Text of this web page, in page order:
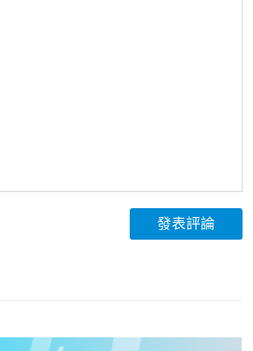
發表評論